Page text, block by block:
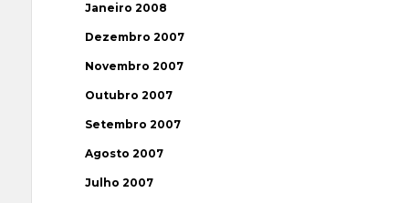
Janeiro 2008
Dezembro 2007
Novembro 2007
Outubro 2007
Setembro 2007
Agosto 2007
Julho 2007